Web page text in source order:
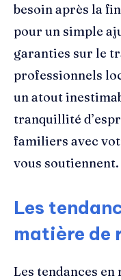
besoin après la
pour un simple
garanties sur le
professionnels
un atout
tranquillité
familiers avec
vous soutiennent.
Les
matière de
Les tendances